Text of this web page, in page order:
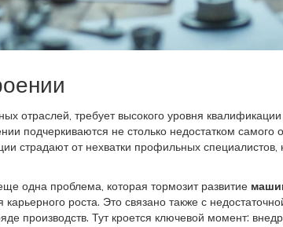
отраслей, требует высокого уровня
подчеркиваются не столько недостатком самого
страдают от нехватки профильных
одна проблема, которая тормозит развитие
роста. Это связано также с
производств. Тут кроется ключевой момент: